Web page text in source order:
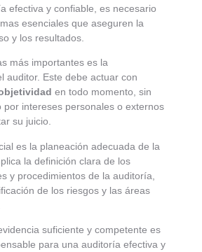
efectiva y confiable, es necesario
esenciales que aseguren la
y los resultados.
más importantes es la
auditor. Este debe actuar con
en todo momento, sin
por intereses personales o externos
su juicio.
es la planeación adecuada de la
la definición clara de los
y procedimientos de la auditoría,
de los riesgos y las áreas
suficiente y competente es
para una auditoría efectiva y